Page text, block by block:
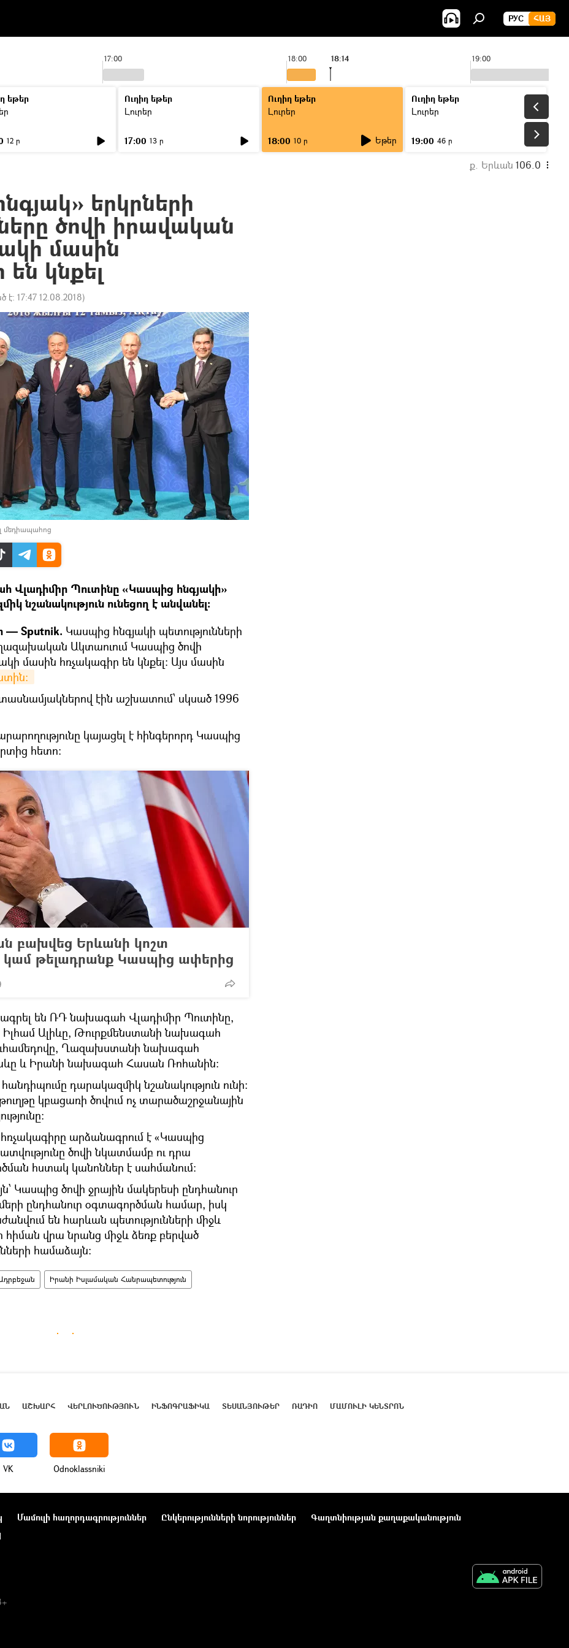
РУС ՀԱՅ
17:00 18:00 19:00
18:14
եթեր
12 ր
Ուղիղ եթեր
Լուրեր
17:00 13 ր
Ուղիղ եթեր
Լուրեր
18:00 10 ր Եթեր
Ուղիղ եթեր
Լուրեր
19:00 46 ր
ք. Երևան 106.0
երկրների
ծովի իրավական
մասին
կնքել
է: 17:47 12.08.2018)
մեդիապահոց
Վլադիմիր Պուտինը «Կասպից հնգյակի»
նշանակություն ունեցող է անվանել։
— Sputnik. Կասպից հնգյակի պետությունների
Ակտաուում Կասպից ծովի
մասին հռչակագիր են կնքել։ Այս մասին
էին աշխատում՝ սկսած 1996
կայացել է հինգերորդ Կասպից
հետո։
բախվեց Երևանի կոշտ
թելադրանք Կասպից ափերից
են ՌԴ նախագահ Վլադիմիր Պուտինը,
Ալիևը, Թուրքմենստանի նախագահ
Ղազախստանի նախագահ
և Իրանի նախագահ Հասան Ռոհանին:
դարակազմիկ նշանակություն ունի։
կբացառի ծովում ոչ տարածաշրջանային
հռչակագիրը արձանագրում է «Կասպից
ծովի նկատմամբ ու դրա
հստակ կանոններ է սահմանում։
Կասպից ծովի ջրային մակերեսի ընդհանուր
ընդհանուր օգտագործման համար, իսկ
են հարևան պետությունների միջև
հիման վրա նրանց միջև ձեռք բերված
համաձայն:
Իրանի Իսլամական Հանրապետություն
ԱՇԽԱՐՀ ՎԵՐԼՈՒԾՈՒԹՅՈՒՆ ԻՆՖՈԳՐԱՖԻԿԱ ՏԵՍԱՆՅՈՒԹԵՐ ՌԱԴԻՈ ՄԱՄՈՒԼԻ ԿԵՆՏՐՈՆ
VK Odnoklassniki
Մամուլի հաղորդագրություններ Ընկերությունների նորություններ
Գաղտնիության քաղաքականություն